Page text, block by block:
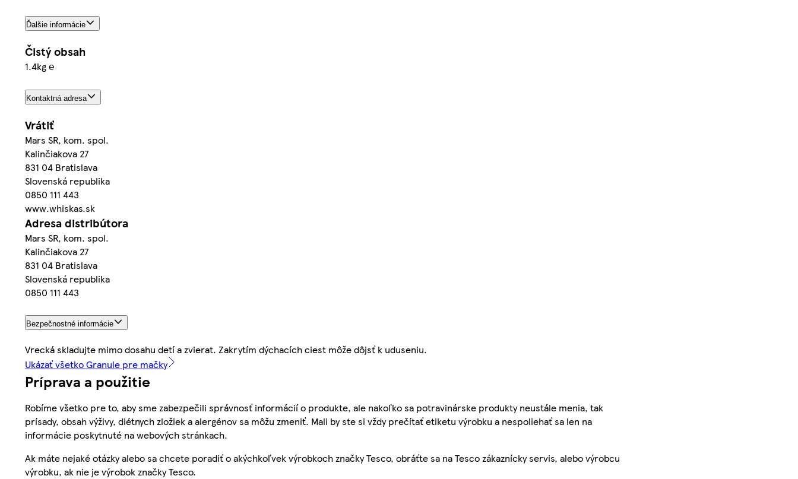
Ďalšie informácie
Čistý obsah
1.4kg ℮
Kontaktná adresa
Vrátiť
Mars SR, kom. spol.
Kalinčiakova 27
831 04 Bratislava
Slovenská republika
0850 111 443
www.whiskas.sk
Adresa distribútora
Mars SR, kom. spol.
Kalinčiakova 27
831 04 Bratislava
Slovenská republika
0850 111 443
Bezpečnostné informácie
Vrecká skladujte mimo dosahu detí a zvierat. Zakrytím dýchacích ciest môže dôjsť k uduseniu.
Ukázať všetko Granule pre mačky
Príprava a použitie
Robíme všetko pre to, aby sme zabezpečili správnosť informácií o produkte, ale nakoľko sa potravinárske produkty neustále menia, tak
prísady, obsah výživy, diétnych zložiek a alergénov sa môžu zmeniť. Mali by ste si vždy prečítať etiketu výrobku a nespoliehať sa len na
informácie poskytnuté na webových stránkach.
Ak máte nejaké otázky alebo sa chcete poradiť o akýchkoľvek výrobkoch značky Tesco, obráťte sa na Tesco zákaznícky servis, alebo výrobcu
výrobku, ak nie je výrobok značky Tesco.